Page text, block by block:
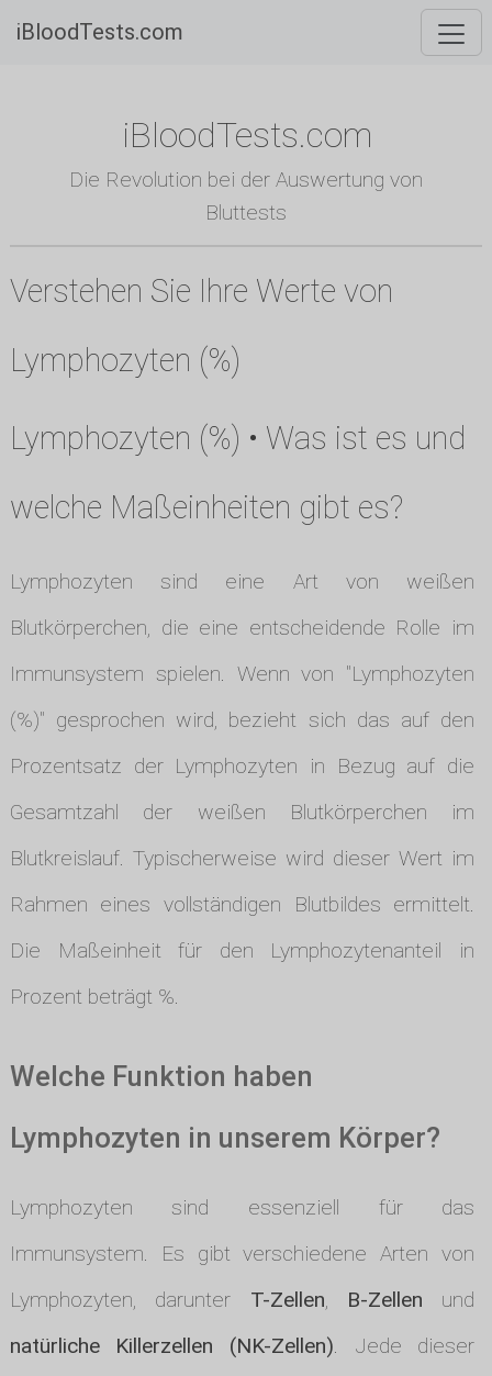
iBloodTests.com
iBloodTests.com
Die Revolution bei der Auswertung von
Bluttests
Verstehen Sie Ihre Werte von
Lymphozyten (%)
Lymphozyten (%) • Was ist es und
welche Maßeinheiten gibt es?
Lymphozyten sind eine Art von weißen
Blutkörperchen, die eine entscheidende Rolle im
Immunsystem spielen. Wenn von "Lymphozyten
(%)" gesprochen wird, bezieht sich das auf den
Prozentsatz der Lymphozyten in Bezug auf die
Gesamtzahl der weißen Blutkörperchen im
Blutkreislauf. Typischerweise wird dieser Wert im
Rahmen eines vollständigen Blutbildes ermittelt.
Die Maßeinheit für den Lymphozytenanteil in
Prozent beträgt %.
Welche Funktion haben
Lymphozyten in unserem Körper?
Lymphozyten sind essenziell für das
Immunsystem. Es gibt verschiedene Arten von
Lymphozyten, darunter T-Zellen, B-Zellen und
natürliche Killerzellen (NK-Zellen). Jede dieser